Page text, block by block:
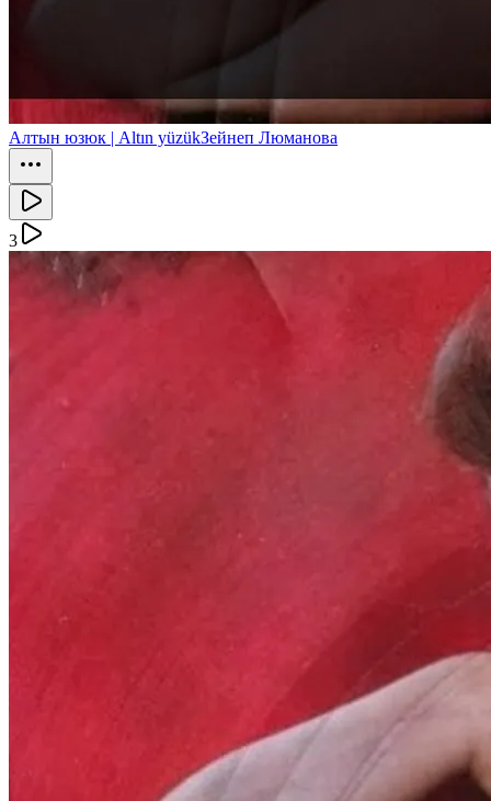
Алтын юзюк | Altın yüzükЗейнеп Люманова
3